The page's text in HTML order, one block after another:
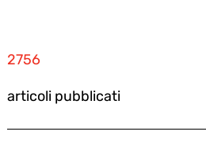
2756
articoli pubblicati